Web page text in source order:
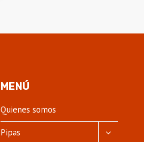
MENÚ
Quienes somos
Pipas